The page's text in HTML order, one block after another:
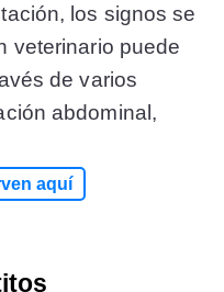
los signos se
veterinario puede
de varios
abdominal,
aquí